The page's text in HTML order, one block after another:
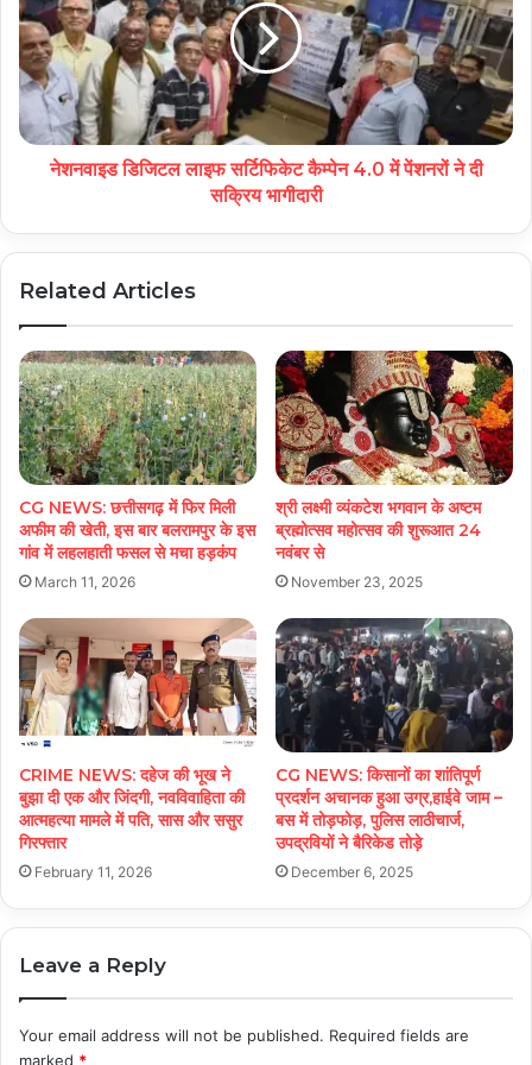
नेशनवाइड डिजिटल लाइफ सर्टिफिकेट कैम्पेन 4.0 में पेंशनरों ने दी
सक्रिय भागीदारी
Related Articles
CG NEWS: छत्तीसगढ़ में फिर मिली
अफीम की खेती, इस बार बलरामपुर के इस
गांव में लहलहाती फसल से मचा हड़कंप
March 11, 2026
श्री लक्ष्मी व्यंकटेश भगवान के अष्टम
ब्रह्मोत्सव महोत्सव की शुरूआत 24
नवंबर से
November 23, 2025
CRIME NEWS: दहेज की भूख ने
बुझा दी एक और जिंदगी, नवविवाहिता की
आत्महत्या मामले में पति, सास और ससुर
गिरफ्तार
February 11, 2026
CG NEWS: किसानों का शांतिपूर्ण
प्रदर्शन अचानक हुआ उग्र,हाईवे जाम –
बस में तोड़फोड़, पुलिस लाठीचार्ज,
उपद्रवियों ने बैरिकेड तोड़े
December 6, 2025
Leave a Reply
Your email address will not be published. Required fields are
marked *